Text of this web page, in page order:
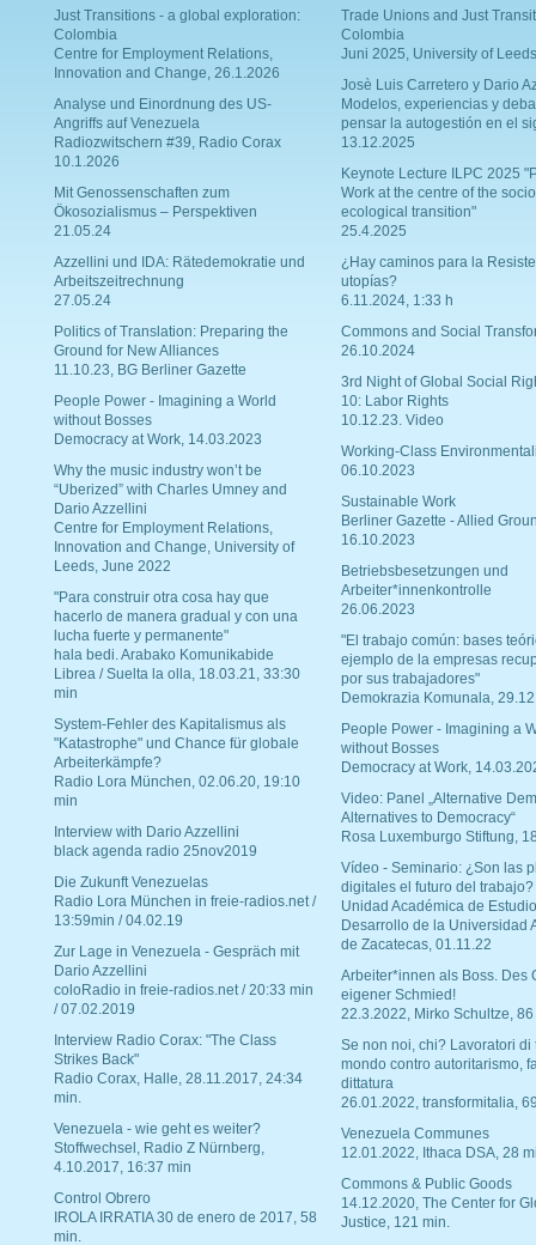
Just Transitions - a global exploration:
Colombia
Centre for Employment Relations,
Innovation and Change, 26.1.2026
Analyse und Einordnung des US-
Angriffs auf Venezuela
Radiozwitschern #39, Radio Corax
10.1.2026
Mit Genossenschaften zum
Ökosozialismus – Perspektiven
21.05.24
Azzellini und IDA: Rätedemokratie und
Arbeitszeitrechnung
27.05.24
Politics of Translation: Preparing the
Ground for New Alliances
11.10.23, BG Berliner Gazette
People Power - Imagining a World
without Bosses
Democracy at Work, 14.03.2023
Why the music industry won’t be
“Uberized” with Charles Umney and
Dario Azzellini
Centre for Employment Relations,
Innovation and Change, University of
Leeds, June 2022
"Para construir otra cosa hay que
hacerlo de manera gradual y con una
lucha fuerte y permanente"
hala bedi. Arabako Komunikabide
Librea / Suelta la olla, 18.03.21, 33:30
min
System-Fehler des Kapitalismus als
"Katastrophe" und Chance für globale
Arbeiterkämpfe?
Radio Lora München, 02.06.20, 19:10
min
Interview with Dario Azzellini
black agenda radio 25nov2019
Die Zukunft Venezuelas
Radio Lora München in freie-radios.net /
13:59min / 04.02.19
Zur Lage in Venezuela - Gespräch mit
Dario Azzellini
coloRadio in freie-radios.net / 20:33 min
/ 07.02.2019
Interview Radio Corax: "The Class
Strikes Back"
Radio Corax, Halle, 28.11.2017, 24:34
min.
Venezuela - wie geht es weiter?
Stoffwechsel, Radio Z Nürnberg,
4.10.2017, 16:37 min
Control Obrero
IROLA IRRATIA 30 de enero de 2017, 58
min.
Trade Unions and Just
Colombia
Juni 2025, University of Leeds
Josè Luis Carretero y Dario
Modelos, experiencias y
pensar la autogestión en el
13.12.2025
Keynote Lecture ILPC 2025
Work at the centre of the
ecological transition"
25.4.2025
¿Hay caminos para la
utopías?
6.11.2024, 1:33 h
Commons and Social
26.10.2024
3rd Night of Global Social
10: Labor Rights
10.12.23. Video
Working-Class
06.10.2023
Sustainable Work
Berliner Gazette - Allied
16.10.2023
Betriebsbesetzungen und
Arbeiter*innenkontrolle
26.06.2023
"El trabajo común: bases
ejemplo de la empresas
por sus trabajadores"
Demokrazia Komunala,
People Power - Imagining a
without Bosses
Democracy at Work,
Video: Panel „Alternative
Alternatives to Democracy“
Rosa Luxemburgo Stiftung,
Vídeo - Seminario: ¿Son las
digitales el futuro del trabajo?
Unidad Académica de
Desarrollo de la Universidad
de Zacatecas, 01.11.22
Arbeiter*innen als Boss. Des
eigener Schmied!
22.3.2022, Mirko Schultze, 86
Se non noi, chi? Lavoratori di
mondo contro autoritarismo,
dittatura
26.01.2022, transformitalia,
Venezuela Communes
12.01.2022, Ithaca DSA, 28
Commons & Public Goods
14.12.2020, The Center for
Justice, 121 min.